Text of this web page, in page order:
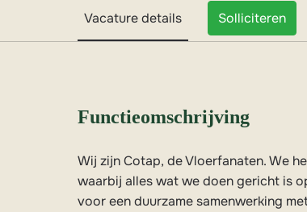
Vacature details Solliciteren
Functieomschrijving
Wij zijn Cotap, de Vloerfanaten. We
waarbij alles wat we doen gericht is
voor een duurzame samenwerking